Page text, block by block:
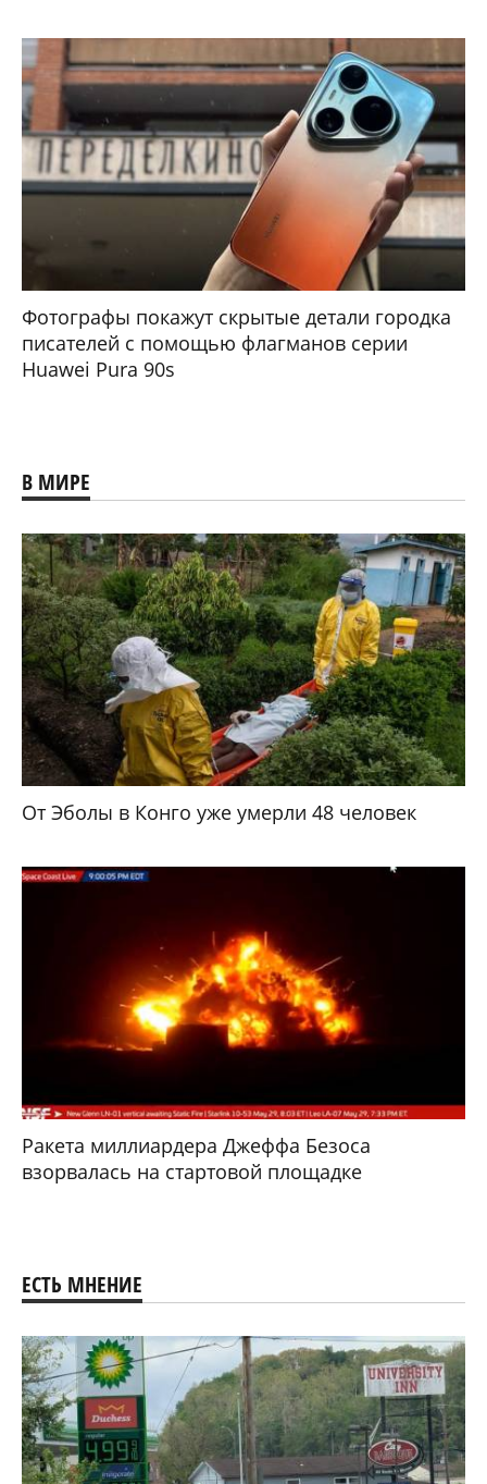
Фотографы покажут скрытые детали городка
писателей с помощью флагманов серии
Huawei Pura 90s
В МИРЕ
От Эболы в Конго уже умерли 48 человек
Ракета миллиардера Джеффа Безоса
взорвалась на стартовой площадке
ЕСТЬ МНЕНИЕ